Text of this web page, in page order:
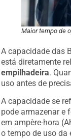
Maior tempo de
A capacidade das
está diretamente
empilhadeira.
uso antes de
A capacidade se
pode armazenar e
em ampère-hora
o tempo de uso da